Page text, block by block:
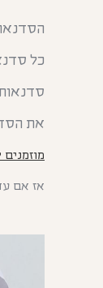
כל
את הסדנאות ניתן
אז אם עד